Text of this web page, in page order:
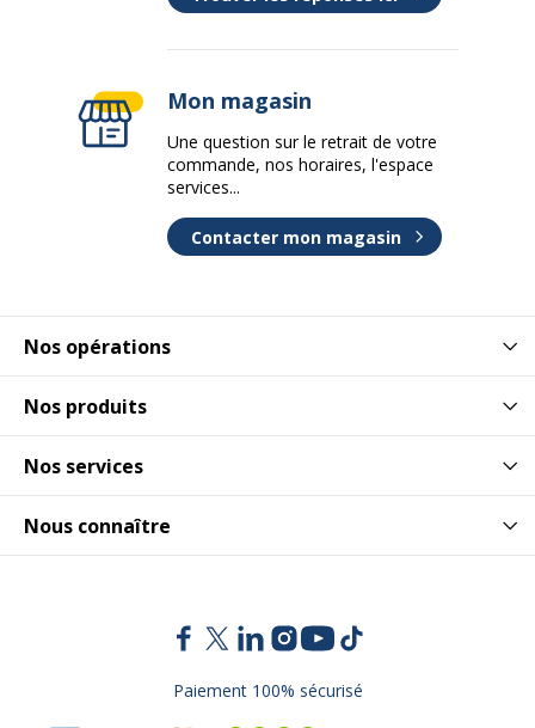
Nos opérations
Nos produits
Nos services
Nous connaître
Mon magasin
Une question sur le retrait de votre
commande, nos horaires, l'espace
services...
Contacter mon magasin
Paiement 100% sécurisé